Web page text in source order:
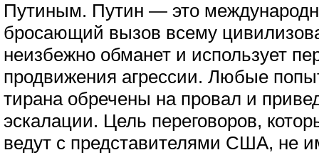
Путиным. Путин — это
бросающий вызов всему
неизбежно обманет и использует
продвижения агрессии. Любые
тирана обречены на провал и
эскалации. Цель переговоров,
ведут с представителями США, не